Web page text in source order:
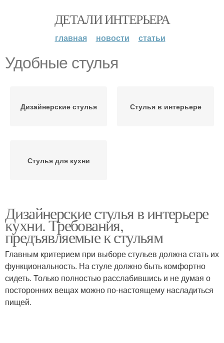
ДЕТАЛИ ИНТЕРЬЕРА
главная новости статьи
Удобные стулья
Дизайнерские стулья Стулья в интерьере
Стулья для кухни
Дизайнерские стулья в интерьере
кухни. Требования,
предъявляемые к стульям
Главным критерием при выборе стульев должна стать их
функциональность. На стуле должно быть комфортно
сидеть. Только полностью расслабившись и не думая о
посторонних вещах можно по-настоящему насладиться
пищей.